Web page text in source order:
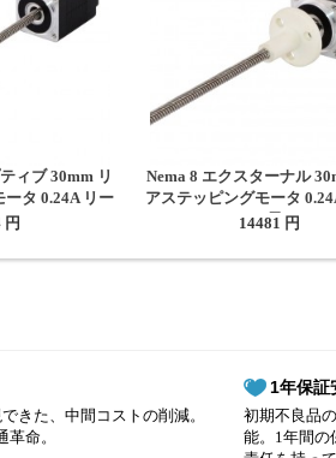
ィブ 30mm リ
タ 0.24A リー
150mm
円
Nema 8 エクスターナル
アステッピングモータ
0.6096mm 長さ
14481 円
きた、中間コストの削減。
命。
1年保証
初期不良品
能。1年間の